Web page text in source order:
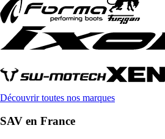
Découvrir toutes nos marques
SAV en France